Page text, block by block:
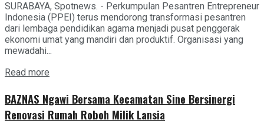
SURABAYA, Spotnews. - Perkumpulan Pesantren Entrepreneur
Indonesia (PPEI) terus mendorong transformasi pesantren
dari lembaga pendidikan agama menjadi pusat penggerak
ekonomi umat yang mandiri dan produktif. Organisasi yang
mewadahi...
Read more
BAZNAS Ngawi Bersama Kecamatan Sine Bersinergi
Renovasi Rumah Roboh Milik Lansia